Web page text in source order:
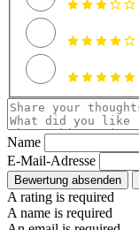
Name
E-Mail-Adresse
Bewertung absenden
A rating is required
A name is required